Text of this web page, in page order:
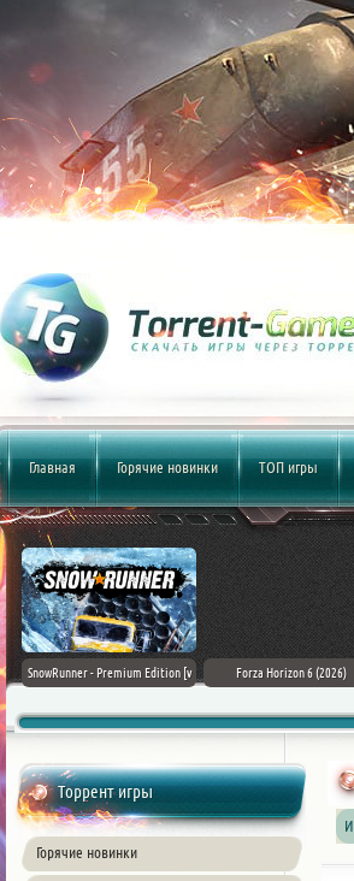
Главная Горячие новинки ТОП игры
SnowRunner - Premium Edition [v
Forza Horizon 6 (2026)
Торрент игры
Горячие новинки